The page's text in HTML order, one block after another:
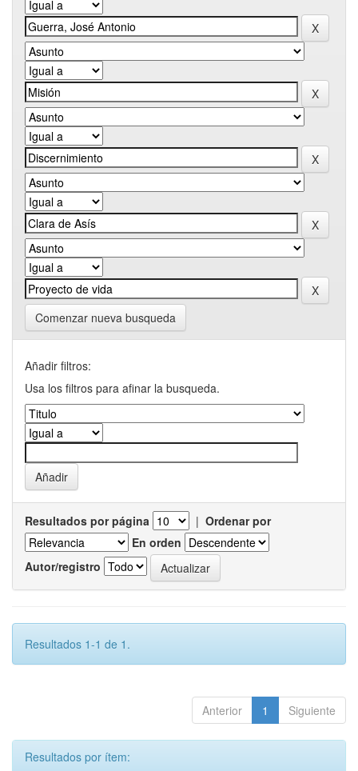
Comenzar nueva busqueda
Añadir filtros:
Usa los filtros para afinar la busqueda.
Resultados por página | Ordenar por
En orden
Autor/registro
Resultados 1-1 de 1.
Anterior 1 Siguiente
Resultados por ítem: